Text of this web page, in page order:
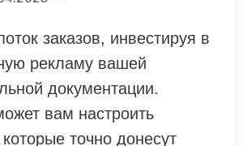
заказов, инвестируя в
рекламу вашей
документации.
вам настроить
которые точно донесут